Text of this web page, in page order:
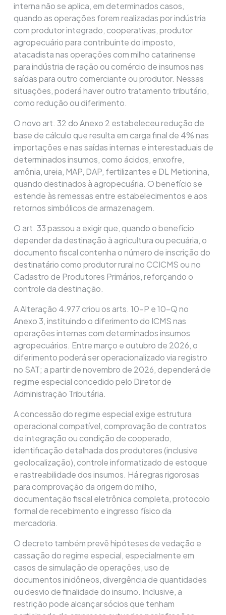
interna não se aplica, em determinados casos,
quando as operações forem realizadas por indústria
com produtor integrado, cooperativas, produtor
agropecuário para contribuinte do imposto,
atacadista nas operações com milho catarinense
para indústria de ração ou comércio de insumos nas
saídas para outro comerciante ou produtor. Nessas
situações, poderá haver outro tratamento tributário,
como redução ou diferimento.
O novo art. 32 do Anexo 2 estabeleceu redução de
base de cálculo que resulta em carga final de 4% nas
importações e nas saídas internas e interestaduais de
determinados insumos, como ácidos, enxofre,
amônia, ureia, MAP, DAP, fertilizantes e DL Metionina,
quando destinados à agropecuária. O benefício se
estende às remessas entre estabelecimentos e aos
retornos simbólicos de armazenagem.
O art. 33 passou a exigir que, quando o benefício
depender da destinação à agricultura ou pecuária, o
documento fiscal contenha o número de inscrição do
destinatário como produtor rural no CCICMS ou no
Cadastro de Produtores Primários, reforçando o
controle da destinação.
A Alteração 4.977 criou os arts. 10-P e 10-Q no
Anexo 3, instituindo o diferimento do ICMS nas
operações internas com determinados insumos
agropecuários. Entre março e outubro de 2026, o
diferimento poderá ser operacionalizado via registro
no SAT; a partir de novembro de 2026, dependerá de
regime especial concedido pelo Diretor de
Administração Tributária.
A concessão do regime especial exige estrutura
operacional compatível, comprovação de contratos
de integração ou condição de cooperado,
identificação detalhada dos produtores (inclusive
geolocalização), controle informatizado de estoque
e rastreabilidade dos insumos. Há regras rigorosas
para comprovação da origem do milho,
documentação fiscal eletrônica completa, protocolo
formal de recebimento e ingresso físico da
mercadoria.
O decreto também prevê hipóteses de vedação e
cassação do regime especial, especialmente em
casos de simulação de operações, uso de
documentos inidôneos, divergência de quantidades
ou desvio de finalidade do insumo. Inclusive, a
restrição pode alcançar sócios que tenham